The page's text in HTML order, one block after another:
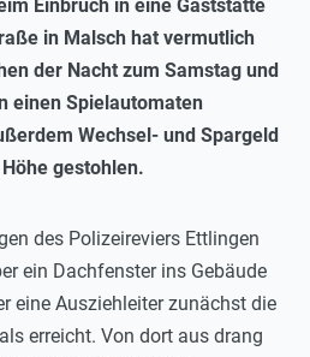
Einbruch in eine Gaststätte
in Malsch hat vermutlich
der Nacht zum Samstag und
einen Spielautomaten
Wechsel- und Spargeld
gestohlen.
des Polizeireviers Ettlingen
ein Dachfenster ins Gebäude
eine Ausziehleiter zunächst die
erreicht. Von dort aus drang